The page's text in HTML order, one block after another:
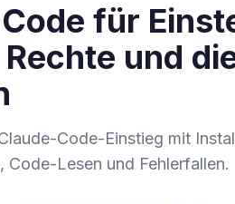
für
und
Code-Einstieg mit
Code-Lesen und Fehlerfallen.